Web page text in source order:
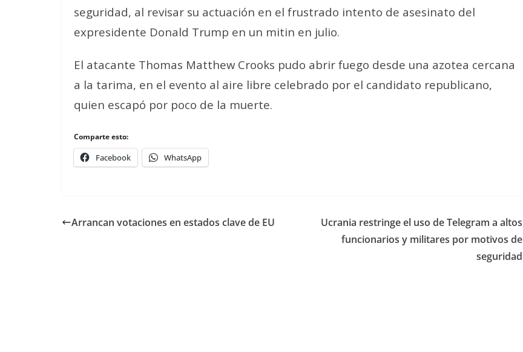
seguridad, al revisar su actuación en el frustrado intento de asesinato del
expresidente Donald Trump en un mitin en julio.
El atacante Thomas Matthew Crooks pudo abrir fuego desde una azotea cercana
a la tarima, en el evento al aire libre celebrado por el candidato republicano,
quien escapó por poco de la muerte.
Comparte esto:
Facebook WhatsApp
Arrancan votaciones en estados clave de EU
Ucrania restringe el uso de Telegram a altos
funcionarios y militares por motivos de
seguridad